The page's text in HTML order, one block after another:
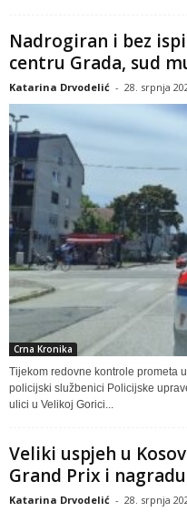
Nadrogiran i bez
centru Grada, sud
Katarina Drvodelić - 28. srpnja
Crna Kronika
Tijekom redovne kontrole prometa
policijski službenici Policijske
ulici u Velikoj Gorici...
Veliki uspjeh u
Grand Prix i
Katarina Drvodelić - 28. srpnja